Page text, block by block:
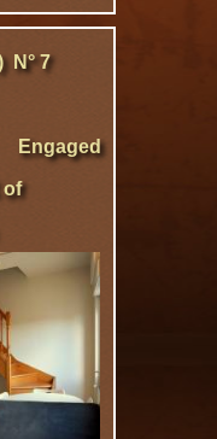
N° 7
Engaged
of